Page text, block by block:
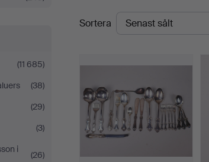
(11 685)
(38)
(29)
(3)
i
(26)
Slutpriser
Sortera